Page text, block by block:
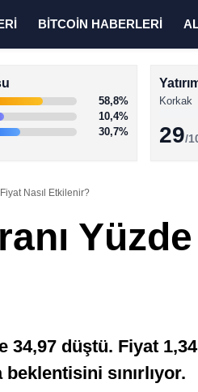
BİTCOİN HABERLERİ
58,8%
10,4%
30,7%
Korkak
29/
Nasıl Etkilenir?
34,97 düştü. Fiyat
sınırlıyor.